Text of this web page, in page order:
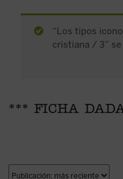
“Los tipos
cristiana / 3”
*** FICHA